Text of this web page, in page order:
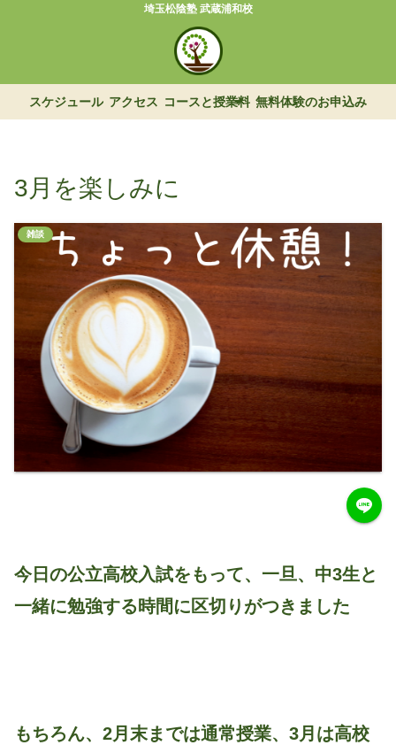
埼玉松陰塾 武蔵浦和校
スケジュール アクセス コースと授業料 無料体験のお申込み
3月を楽しみに
雑談
今日の公立高校入試をもって、一旦、中3生と
一緒に勉強する時間に区切りがつきました
もちろん、2月末までは通常授業、3月は高校